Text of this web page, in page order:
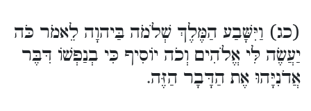
(כג) וַיִּשָּׁבַע הַמֶּלֶךְ שְׁלֹמֹה בַּיהוָה לֵאמֹר כֹּה
יַעֲשֶׂה לִּי אֱלֹהִים וְכֹה יוֹסִיף כִּי בְנַפְשׁוֹ דִּבֶּר
אֲדֹנִיָּהוּ אֶת הַדָּבָר הַזֶּה.